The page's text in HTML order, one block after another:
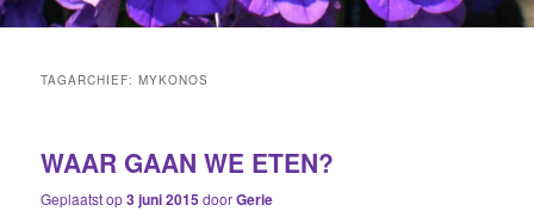
TAGARCHIEF:MYKONOS
WAAR GAAN WE ETEN?
Geplaatst op3 juni 2015 doorGerie